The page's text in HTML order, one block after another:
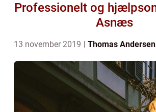
Professionelt og
Asnæs
13 november 2019 Thomas Andersen